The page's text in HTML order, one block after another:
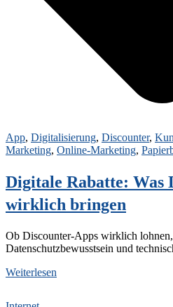
App, Digitalisierung, Discounter,
Marketing, Online-Marketing,
Digitale Rabatte: Was
wirklich bringen
Ob Discounter‑Apps wirklich
Datenschutzbewusstsein und
Weiterlesen